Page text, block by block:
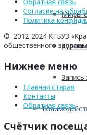
Мифы
Запись
Согласие на
Политика
© 2012-2024 КГБУЗ
общественного
Нижнее меню
Главная старая
Контакты
Обратная связь
Счётчик